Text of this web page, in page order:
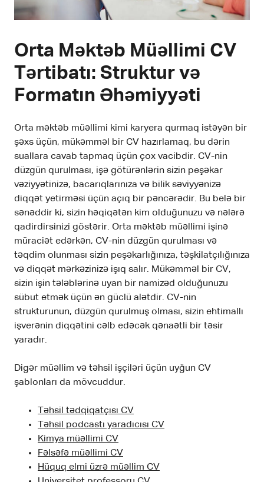
Orta Məktəb Müəllimi CV
Tərtibatı: Struktur və
Formatın Əhəmiyyəti
Orta məktəb müəllimi kimi karyera qurmaq istəyən bir
şəxs üçün, mükəmməl bir CV hazırlamaq, bu dərin
suallara cavab tapmaq üçün çox vacibdir. CV-nin
düzgün qurulması, işə götürənlərin sizin peşəkar
vəziyyətinizə, bacarıqlarınıza və bilik səviyyənizə
diqqət yetirməsi üçün açıq bir pəncərədir. Bu belə bir
sənəddir ki, sizin həqiqətən kim olduğunuzu və nələrə
qadirdirsinizi göstərir. Orta məktəb müəllimi işinə
müraciət edərkən, CV-nin düzgün qurulması və
təqdim olunması sizin peşəkarlığınıza, təşkilatçılığınıza
və diqqət mərkəzinizə işıq salır. Mükəmməl bir CV,
sizin işin tələblərinə uyan bir namizəd olduğunuzu
sübut etmək üçün ən güclü alətdir. CV-nin
strukturunun, düzgün qurulmuş olması, sizin ehtimallı
işverənin diqqətini cəlb edəcək qənaətli bir təsir
yaradır.
Digər müəllim və təhsil işçiləri üçün uyğun CV
şablonları da mövcuddur.
Təhsil tədqiqatçısı CV
Təhsil podcastı yaradıcısı CV
Kimya müəllimi CV
Fəlsəfə müəllimi CV
Hüquq elmi üzrə müəllim CV